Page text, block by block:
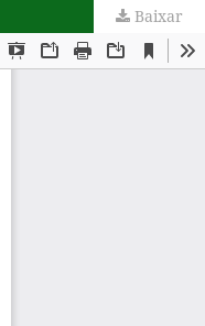
Baixar